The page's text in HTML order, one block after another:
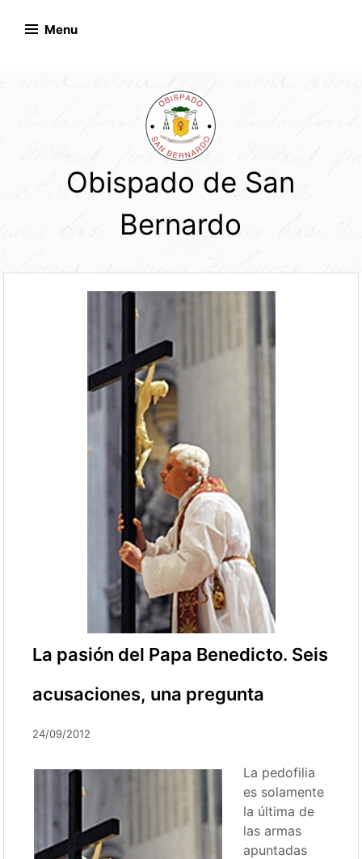
Menu
Obispado de San
Bernardo
La pasión del Papa Benedicto. Seis
acusaciones, una pregunta
24/09/2012
La pedofilia
es solamente
la última de
las armas
apuntadas